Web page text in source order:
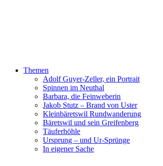
Themen
Adolf Guyer-Zeller, ein Portrait
Spinnen im Neuthal
Barbara, die Feinweberin
Jakob Stutz – Brand von Uster
Kleinbäretswil Rundwanderung
Bäretswil und sein Greifenberg
Täuferhöhle
Ursprung – und Ur-Sprünge
In eigener Sache